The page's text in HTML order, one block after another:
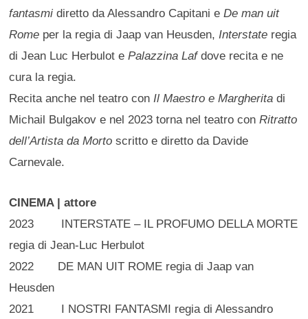
fantasmi diretto da Alessandro Capitani eDe man uit
Rome per la regia di Jaap van Heusden, Interstate regia
di Jean Luc Herbulot ePalazzina Lafdove recita e ne
cura la regia.
Recita anche nel teatro con Il Maestro e Margherita di
Michail Bulgakov e nel 2023 torna nel teatro conRitratto
dell’Artista da Morto scritto e diretto da Davide
Carnevale.
CINEMA | attore
2023 INTERSTATE – IL PROFUMO DELLA MORTE
regia di Jean-Luc Herbulot
2022 DE MAN UIT ROME regia di Jaap van
Heusden
2021 I NOSTRI FANTASMI regia di Alessandro